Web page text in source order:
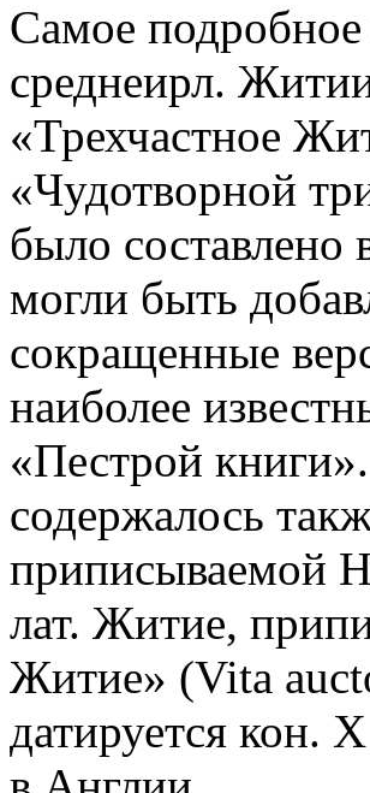
Самое
среднеирл.
«Трехчастное
«Чудотворной
было
могли быть
сокращенные
наиболее
«Пестрой
содержалось
приписываемой
лат. Житие,
Житие» (Vita
датируется кон.